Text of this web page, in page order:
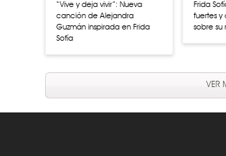
“Vive y deja vivir”: Nueva
canción de Alejandra
Guzmán inspirada en Frida
Sofía
Frida
fuertes y
sobre su
VER